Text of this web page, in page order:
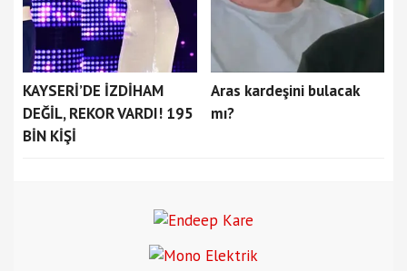
KAYSERİ’DE İZDİHAM
DEĞİL, REKOR VARDI! 195
BİN KİŞİ
Aras kardeşini bulacak
mı?